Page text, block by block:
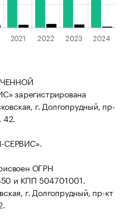
зарегистрирована
г. Долгопрудный, пр-
42.
СЕРВИС».
ОГРН
и КПП 504701001.
г. Долгопрудный, пр-кт